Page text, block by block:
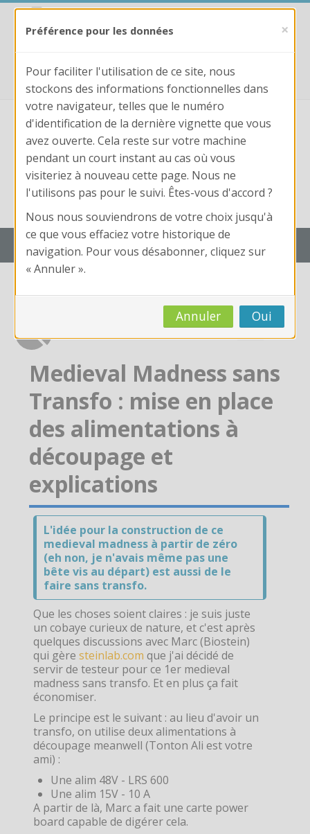
Passer au contenu principal
fpformation@laboiteaconcours.fr
0781187719
Nom
d'utilisateur
de
passe
Nom d'utilisateur ou mot de passe oublié ?
Trouvix Campus : Edition LaBoîteAConcours
Concours Atsem
MPC
Vers Trouvix
Salle des Profs
Salles de Cours
DiY
Recherche
Medieval Madness sans
Transfo : mise en place
des alimentations à
découpage et
explications
L'idée pour la construction de ce
medieval madness à partir de zéro
(eh non, je n'avais même pas une
bête vis au départ) est aussi de le
faire sans transfo.
Que les choses soient claires : je suis juste
un cobaye curieux de nature, et c'est après
quelques discussions avec Marc (Biostein)
qui gèresteinlab.com que j'ai décidé de
servir de testeur pour ce 1er medieval
madness sans transfo. Et en plus ça fait
économiser.
Le principe est le suivant : au lieu d'avoir un
transfo, on utilise deux alimentations à
découpage meanwell (Tonton Ali est votre
ami) :
Une alim 48V - LRS 600
Une alim 15V - 10 A
A partir de là, Marc a fait une carte power
board capable de digérer cela.
Préférence pour les données ×
Pour faciliter l'utilisation de ce site, nous
stockons des informations fonctionnelles dans
votre navigateur, telles que le numéro
d'identification de la dernière vignette que vous
avez ouverte. Cela reste sur votre machine
pendant un court instant au cas où vous
visiteriez à nouveau cette page. Nous ne
l'utilisons pas pour le suivi. Êtes-vous d'accord ?
Nous nous souviendrons de votre choix jusqu'à
ce que vous effaciez votre historique de
navigation. Pour vous désabonner, cliquez sur
« Annuler ».
Annuler Oui